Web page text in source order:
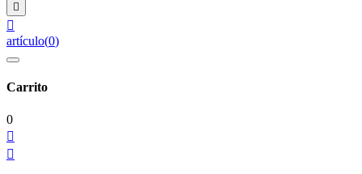


artículo(0)
Carrito
0

